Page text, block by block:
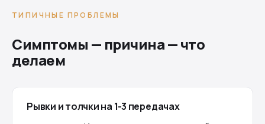
ТИПИЧНЫЕ ПРОБЛЕМЫ
Симптомы — причина — что
делаем
Рывки и толчки на 1-3 передачах